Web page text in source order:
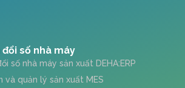
đổi số nhà máy
số nhà máy sản xuất DEHA:ERP
và quản lý sản xuất MES